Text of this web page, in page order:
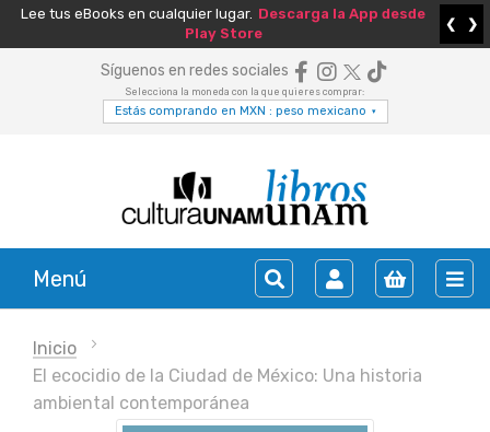
Lee tus eBooks en cualquier lugar. Descarga la App desde
Play Store
❮ ❯
Síguenos en redes sociales
Selecciona la moneda con la que quieres comprar:
Estás comprando en MXN : peso mexicano ▾
Menú
Inicio
El ecocidio de la Ciudad de México: Una historia
ambiental contemporánea